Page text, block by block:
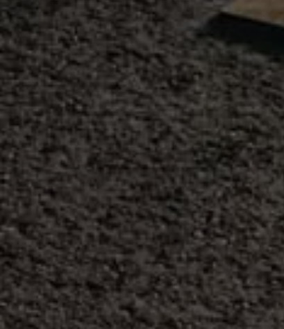
Individualisieren
Wallbox und Ladekabel
Digitale Extras
Dienste für Ihr Modell finden
Volkswagen Apps, Login und Shop
Handy und Fahrzeug verbinden
Updates für Software, Karten und Radio
Über Ihr Auto
Vorgängermodelle
Kundeninformationen
Volkswagen Kundenbetreuung
Warn- und Kontrollleuchten
Assistenzsysteme
Digitale Betriebsanleitung
Live Beratung
Magazin
Lifestyle
Transport
Familie
Elektromobilität
Volkswagen R
Pannen- und Unfallhilfe
Volkswagen Kundenbetreuung